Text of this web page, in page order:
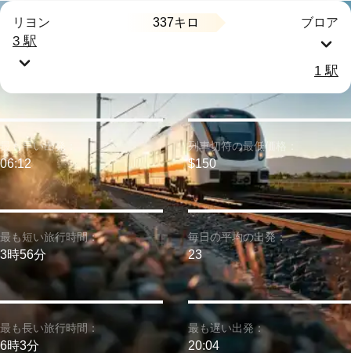
リヨン 337キロ ブロア
3 駅
1 駅
最も短い旅行時間：
3時56分
最も早い出発：
06:12
最も長い旅行時間：
6時3分
列車切符の最低価格：
$150
毎日の平均の出発：
23
最も遅い出発：
20:04